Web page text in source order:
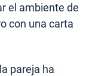
el ambiente de
con una carta
pareja ha